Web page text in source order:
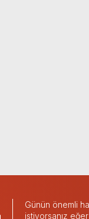
Günün önemli
istiyorsanız